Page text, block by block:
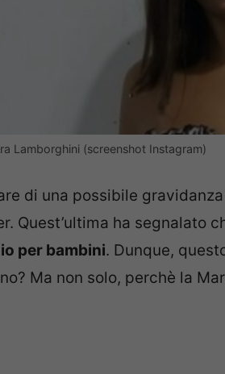
Lamborghini (screenshot Instagram)
di una possibile
Quest’ultima ha segnalato
per bambini. Dunque,
Ma non solo, perchè la